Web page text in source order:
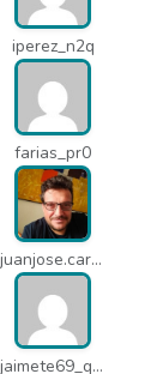
iperez_n2q
farias_pr0
juanjose.carmona_182
jaimete69_q26